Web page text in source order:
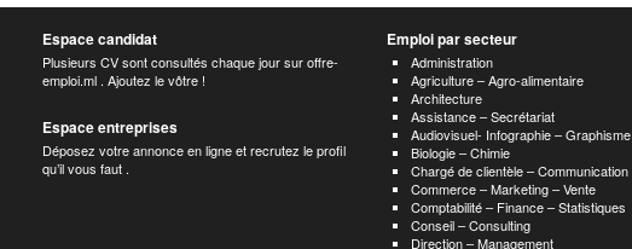
Espace candidat
Plusieurs CV sont consultés chaque jour sur offre-
emploi.ml . Ajoutez le vôtre !
Espace entreprises
Déposez votre annonce en ligne et recrutez le profil
qu’il vous faut .
Emploi par secteur
Administration
Agriculture – Agro-alimentaire
Architecture
Assistance – Secrétariat
Audiovisuel- Infographie – Graphisme
Biologie – Chimie
Chargé de clientèle – Communication
Commerce – Marketing – Vente
Comptabilité – Finance – Statistiques
Conseil – Consulting
Direction – Management